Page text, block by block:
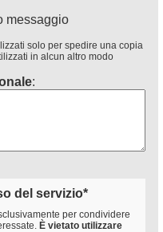
messaggio
solo per spedire una copia
in alcun altro modo
:
del servizio*
per condividere
È vietato utilizzare